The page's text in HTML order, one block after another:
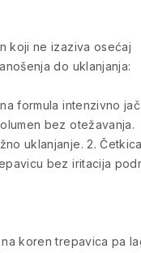
koji ne izaziva osećaj
do uklanjanja:
formula intenzivno
bez otežavanja.
uklanjanje. 2. Četkica
bez iritacija
koren trepavica pa